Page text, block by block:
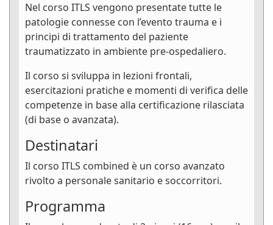
Nel corso ITLS vengono presentate tutte le
patologie connesse con l’evento trauma e i
principi di trattamento del paziente
traumatizzato in ambiente pre-ospedaliero.
Il corso si sviluppa in lezioni frontali,
esercitazioni pratiche e momenti di verifica delle
competenze in base alla certificazione rilasciata
(di base o avanzata).
Destinatari
Il corso ITLS combined è un corso avanzato
rivolto a personale sanitario e soccorritori.
Programma